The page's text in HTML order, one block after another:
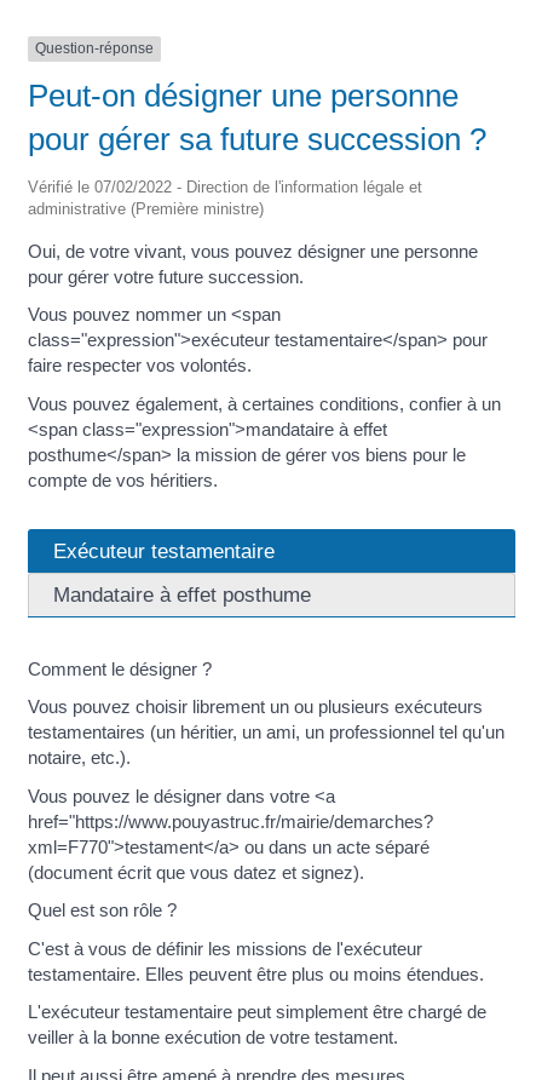
Question-réponse
Peut-on désigner une personne
pour gérer sa future succession ?
Vérifié le 07/02/2022 - Direction de l'information légale et
administrative (Première ministre)
Oui, de votre vivant, vous pouvez désigner une personne
pour gérer votre future succession.
Vous pouvez nommer un <span
class="expression">exécuteur testamentaire</span> pour
faire respecter vos volontés.
Vous pouvez également, à certaines conditions, confier à un
<span class="expression">mandataire à effet
posthume</span> la mission de gérer vos biens pour le
compte de vos héritiers.
Exécuteur testamentaire
Mandataire à effet posthume
Comment le désigner ?
Vous pouvez choisir librement un ou plusieurs exécuteurs
testamentaires (un héritier, un ami, un professionnel tel qu'un
notaire, etc.).
Vous pouvez le désigner dans votre <a
href="https://www.pouyastruc.fr/mairie/demarches?
xml=F770">testament</a> ou dans un acte séparé
(document écrit que vous datez et signez).
Quel est son rôle ?
C'est à vous de définir les missions de l'exécuteur
testamentaire. Elles peuvent être plus ou moins étendues.
L'exécuteur testamentaire peut simplement être chargé de
veiller à la bonne exécution de votre testament.
Il peut aussi être amené à prendre des mesures